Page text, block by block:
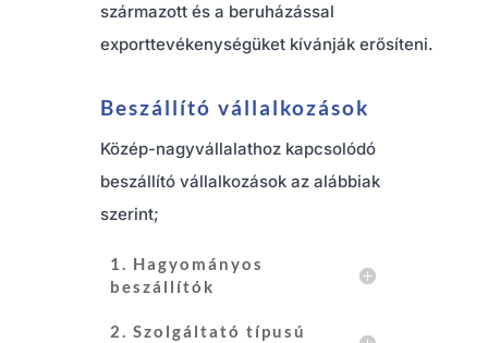
származott és a beruházással
exporttevékenységüket kívánják erősíteni.
Beszállító vállalkozások
Közép-nagyvállalathoz kapcsolódó
beszállító vállalkozások az alábbiak
szerint;
1. Hagyományos
beszállítók
2. Szolgáltató típusú